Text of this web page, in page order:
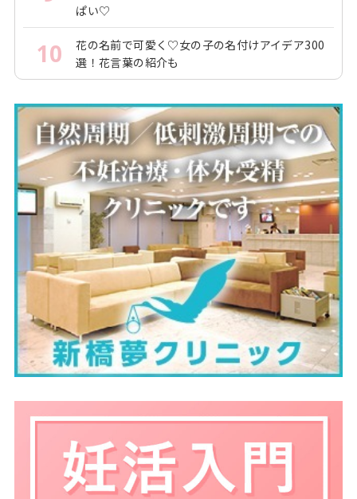
ぱい♡
10
花の名前で可愛く♡女の子の名付けアイデア300
選！花言葉の紹介も